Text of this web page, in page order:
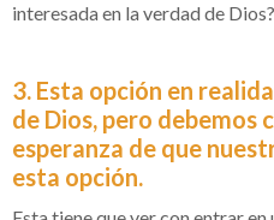
interesada en la verdad de Dios?
3. Esta opción en
de Dios, pero debemos
esperanza de que
esta opción.